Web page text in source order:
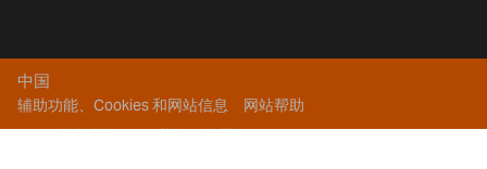
中国
辅助功能、Cookies 和网站信息
网站帮助
版权所有 2026艾德姆衡器